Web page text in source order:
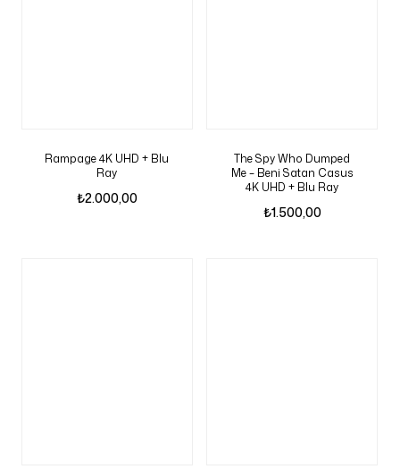
Rampage 4K UHD + Blu
Ray
₺2.000,00
The Spy Who Dumped
Me – Beni Satan Casus
4K UHD + Blu Ray
₺1.500,00